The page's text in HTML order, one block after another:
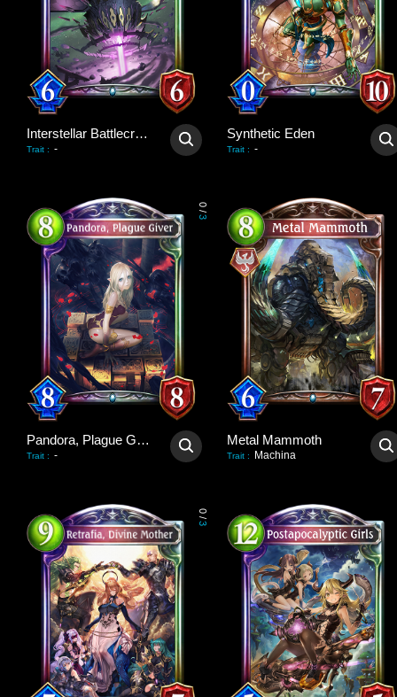
Interstellar Battlecruiser
Trait : -
Synthetic Eden
Trait : -
0
/
3
Pandora, Plague Giver
Trait : -
Metal Mammoth
Trait : Machina
0
/
3